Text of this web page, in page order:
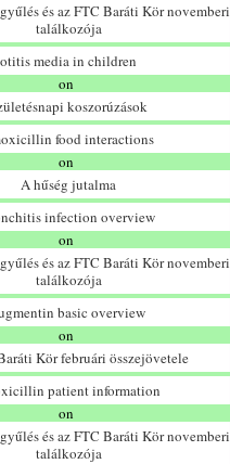
és az FTC Baráti Kör novemberi
találkozója
otitis media in children
on
koszorúzások
food interactions
on
A hűség jutalma
infection overview
on
és az FTC Baráti Kör novemberi
találkozója
basic overview
on
Kör februári összejövetele
patient information
on
és az FTC Baráti Kör novemberi
találkozója